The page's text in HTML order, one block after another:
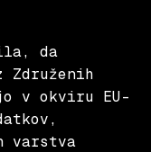
da
v okviru EU-
varstva